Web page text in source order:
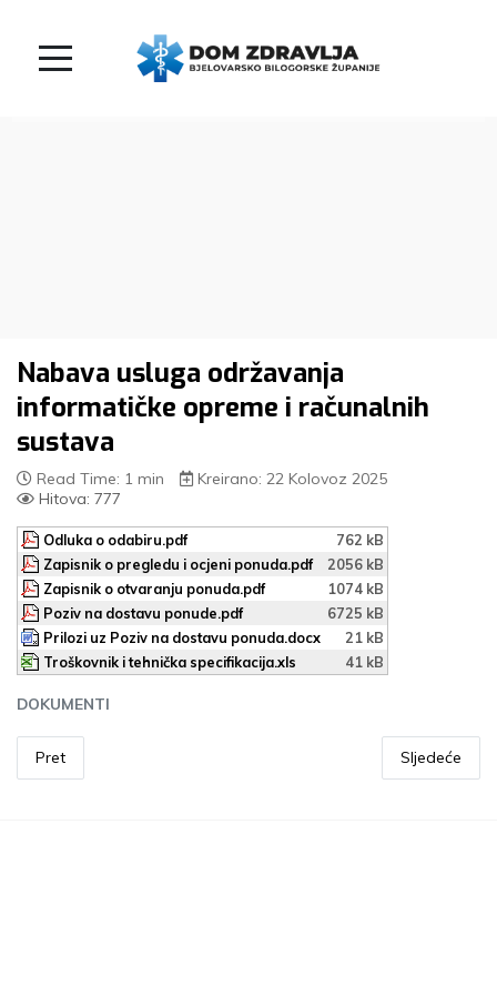
Nabava usluga održavanja
informatičke opreme i računalnih
sustava
Read Time: 1 min
Kreirano: 22 Kolovoz 2025
Hitova: 777
DOKUMENTI
Odluka o odabiru.pdf
762 kB
Zapisnik o pregledu i ocjeni ponuda.pdf
2056 kB
Zapisnik o otvaranju ponuda.pdf
1074 kB
Poziv na dostavu ponude.pdf
6725 kB
Prilozi uz Poziv na dostavu ponuda.docx
21 kB
Troškovnik i tehnička specifikacija.xls
41 kB
Pret Sljedeće